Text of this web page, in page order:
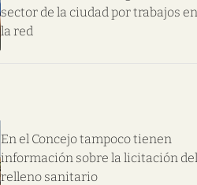
sector de la ciudad por trabajos en
la red
En el Concejo tampoco tienen
información sobre la licitación del
relleno sanitario